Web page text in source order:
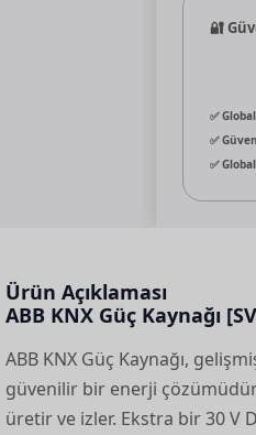
🔐
✅
✅
✅
Ürün Açıklaması
ABB KNX Güç Kaynağı
ABB KNX Güç Kaynağı,
güvenilir bir enerji çözümüdür.
üretir ve izler. Ekstra bir 30 V